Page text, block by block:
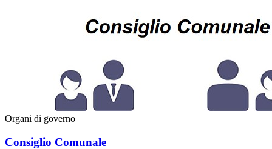
Organi di governo
Consiglio Comunale